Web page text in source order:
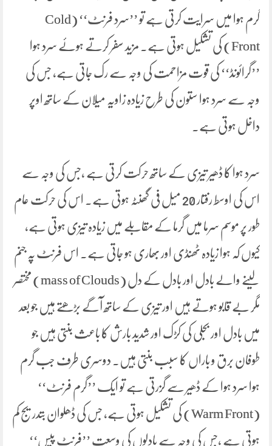
گرم ہوا میں سرایت کرتی ہے تو ’’سرد فرنٹ‘‘ (Cold
Front) کی تشکیل ہوتی ہے۔ مزید سفر کرتے ہوئے سرد ہوا
’’گرائونڈ‘‘ کی قوت مزاحمت کی وجہ سے رک جاتی ہے، جس کی
وجہ سے سرد ہوا ستون کی طرح زیادہ زاویہ میلان کے ساتھ اوپر
داخل ہوتی ہے۔
سرد ہوا کا ڈھیر تیزی کے ساتھ حرکت کرتی ہے ،جس کی وجہ سے
اس کی اوسط رفتار 20 میل فی گھنٹہ ہوتی ہے۔ اس کی حرکت عام
طور پر موسم سرما میں گرما کے مقابلے میں زیادہ تیزی ہوتی ہے،
کیوں کہ ہوا زیادہ ٹھنڈی اور بھاری ہو جاتی ہے۔ اس فرنٹ پہ جنم
لینے والے بادل اور بادل کے دل (mass of Clouds) مختصر
مگر بے قابو ہوتے ہیں اور تیزی کے ساتھ آگے بڑھتے ہیں جو بعد
میں بادل اور بجلی کی کڑک اور شدید بارش کا باعث بنتی ہیں جو
طوفان برق و باراں کا سبب بنتی ہیں۔ دوسری طرف جب گرم
ہوا سرد ہوا کے ڈھیر سے گزرتی ہے تو ایک ’’گرم فرنٹ‘‘
(Warm Front) کی تشکیل ہوتی ہے، جس کی ڈھلوان بتدریج کم
ہوتی ہے ،جس کی وجہ سے بادلوں کی وسعت ’’فرنٹ پیس‘‘